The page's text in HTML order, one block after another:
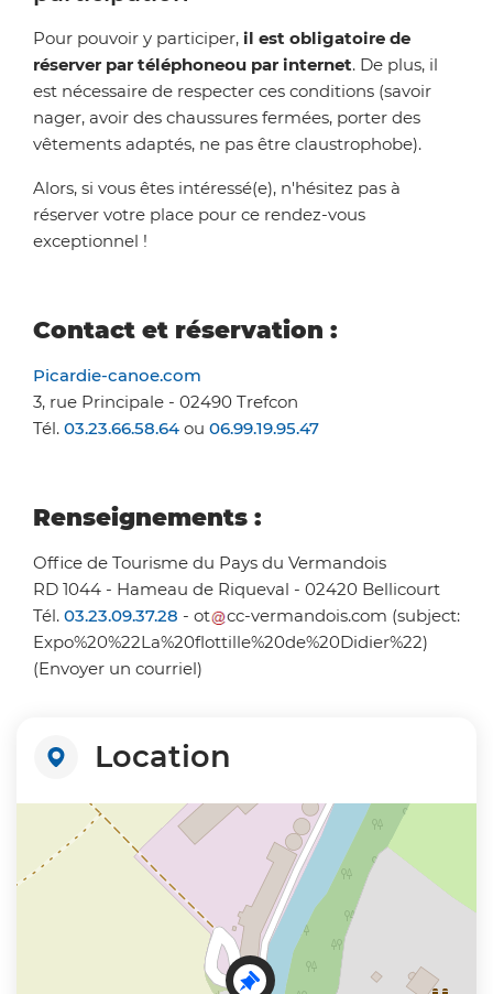
Pour pouvoir y participer, il est obligatoire de
réserver par téléphoneou par internet. De plus, il
est nécessaire de respecter ces conditions (savoir
nager, avoir des chaussures fermées, porter des
vêtements adaptés, ne pas être claustrophobe).
Alors, si vous êtes intéressé(e), n'hésitez pas à
réserver votre place pour ce rendez-vous
exceptionnel !
Contact et réservation :
Picardie-canoe.com
3, rue Principale - 02490 Trefcon
Tél. 03.23.66.58.64 ou 06.99.19.95.47
Renseignements :
Office de Tourisme du Pays du Vermandois
RD 1044 - Hameau de Riqueval - 02420 Bellicourt
Tél. 03.23.09.37.28 - ot cc-vermandois.com (subject:
Expo%20%22La%20flottille%20de%20Didier%22)
(Envoyer un courriel)
Location
−